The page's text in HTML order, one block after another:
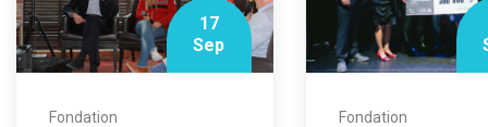
17
Sep
Fondation
Fondation